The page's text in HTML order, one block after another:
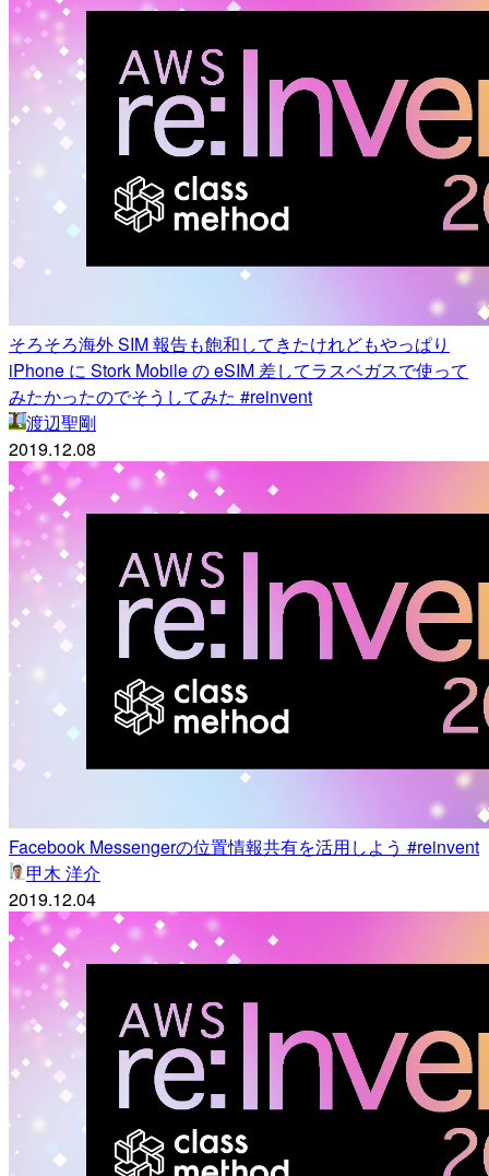
そろそろ海外 SIM 報告も飽和してきたけれどもやっぱり
iPhone に Stork Mobile の eSIM 差してラスベガスで使って
みたかったのでそうしてみた #reinvent
渡辺聖剛
2019.12.08
Facebook Messengerの位置情報共有を活用しよう #reinvent
甲木 洋介
2019.12.04